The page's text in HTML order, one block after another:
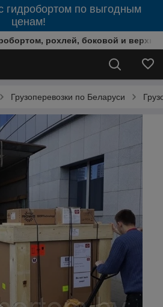
гидробортом по выгодным
ценам!
рохлей, боковой и
Грузоперевозки по Беларуси